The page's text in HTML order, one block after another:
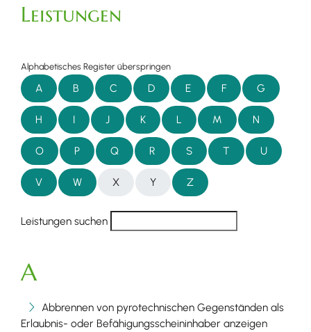
Leistungen
Alphabetisches Register überspringen
A B C D E F G
H I J K L M N
O P Q R S T U
V W X Y Z
Leistungen suchen
A
Abbrennen von pyrotechnischen Gegenständen als
Erlaubnis- oder Befähigungsscheininhaber anzeigen